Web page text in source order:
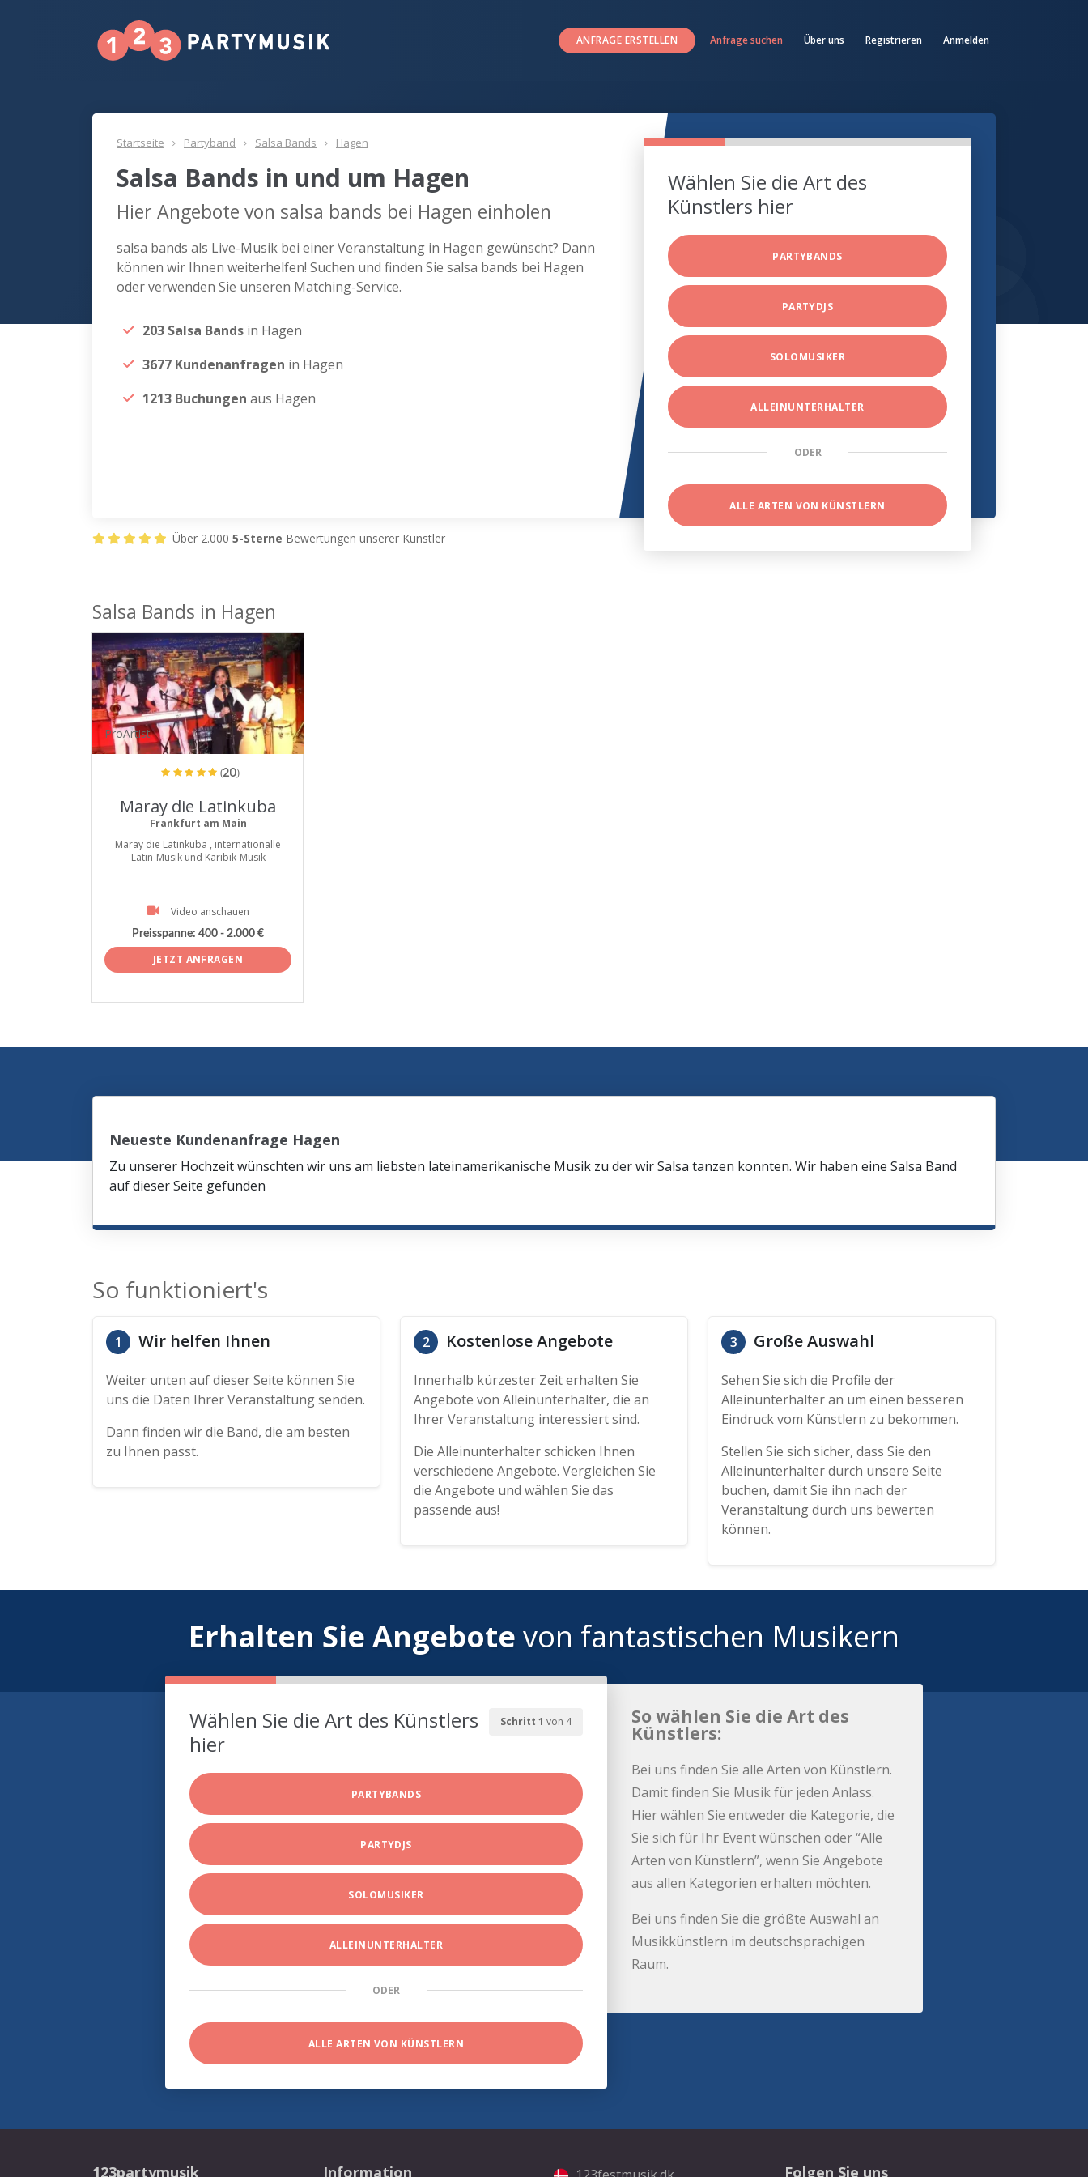
ANFRAGE ERSTELLEN Anfrage suchen Über uns Registrieren Anmelden
Startseite Partyband Salsa Bands Hagen
Salsa Bands in und um Hagen
Hier Angebote von salsa bands bei Hagen einholen
salsa bands als Live-Musik bei einer Veranstaltung in Hagen gewünscht? Dann
können wir Ihnen weiterhelfen! Suchen und finden Sie salsa bands bei Hagen
oder verwenden Sie unseren Matching-Service.
203 Salsa Bands in Hagen
3677 Kundenanfragen in Hagen
1213 Buchungen aus Hagen
Wählen Sie die Art des
Künstlers hier
PARTYBANDS
PARTYDJS
SOLOMUSIKER
ALLEINUNTERHALTER
ODER
ALLE ARTEN VON KÜNSTLERN
Über 2.000 5-Sterne Bewertungen unserer Künstler
Salsa Bands in Hagen
ProArtist
(20)
Maray die Latinkuba
Frankfurt am Main
Maray die Latinkuba , internationalle
Latin-Musik und Karibik-Musik
Video anschauen
Preisspanne: 400 - 2.000 €
JETZT ANFRAGEN
Neueste Kundenanfrage Hagen
Zu unserer Hochzeit wünschten wir uns am liebsten lateinamerikanische Musik zu der wir Salsa tanzen konnten. Wir haben eine Salsa Band
auf dieser Seite gefunden
So funktioniert's
1 Wir helfen Ihnen
Weiter unten auf dieser Seite können Sie
uns die Daten Ihrer Veranstaltung senden.
Dann finden wir die Band, die am besten
zu Ihnen passt.
2 Kostenlose Angebote
Innerhalb kürzester Zeit erhalten Sie
Angebote von Alleinunterhalter, die an
Ihrer Veranstaltung interessiert sind.
Die Alleinunterhalter schicken Ihnen
verschiedene Angebote. Vergleichen Sie
die Angebote und wählen Sie das
passende aus!
3 Große Auswahl
Sehen Sie sich die Profile der
Alleinunterhalter an um einen besseren
Eindruck vom Künstlern zu bekommen.
Stellen Sie sich sicher, dass Sie den
Alleinunterhalter durch unsere Seite
buchen, damit Sie ihn nach der
Veranstaltung durch uns bewerten
können.
Erhalten Sie Angebote von fantastischen Musikern
Schritt 1 von 4
Wählen Sie die Art des Künstlers
hier
PARTYBANDS
PARTYDJS
SOLOMUSIKER
ALLEINUNTERHALTER
ODER
ALLE ARTEN VON KÜNSTLERN
So wählen Sie die Art des
Künstlers:
Bei uns finden Sie alle Arten von Künstlern.
Damit finden Sie Musik für jeden Anlass.
Hier wählen Sie entweder die Kategorie, die
Sie sich für Ihr Event wünschen oder “Alle
Arten von Künstlern”, wenn Sie Angebote
aus allen Kategorien erhalten möchten.
Bei uns finden Sie die größte Auswahl an
Musikkünstlern im deutschsprachigen
Raum.
123partymusik Information Folgen Sie uns